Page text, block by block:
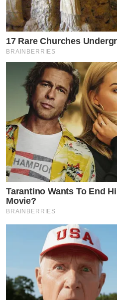
17 Rare Churches
BRAINBERRIES
Tarantino Wants To End
Movie?
BRAINBERRIES